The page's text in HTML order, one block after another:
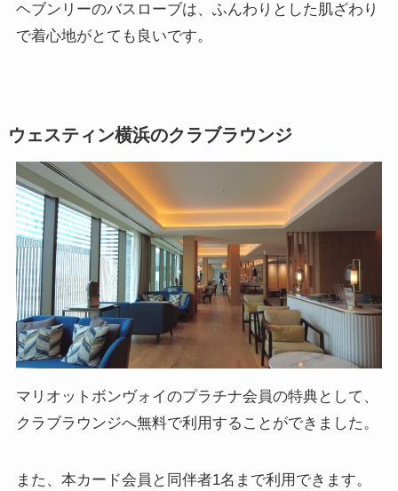
ヘブンリーのバスローブは、ふんわりとした肌ざわり
で着心地がとても良いです。
ウェスティン横浜のクラブラウンジ
マリオットボンヴォイのプラチナ会員の特典として、
クラブラウンジへ無料で利用することができました。
また、本カード会員と同伴者1名まで利用できます。